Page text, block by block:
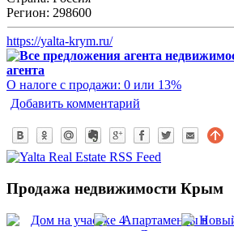
Регион: 298600
https://yalta-krym.ru/
агента
О налоге с продажи: 0 или 13%
Добавить комментарий
Продажа недвижимости Крым